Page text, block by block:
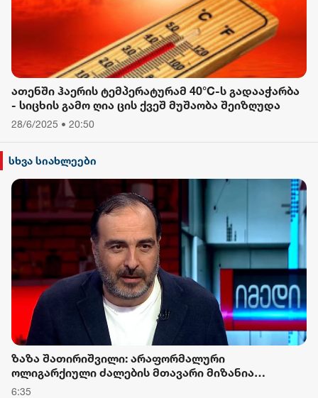
ათენში ჰაერის ტემპერატურამ 40°C-ს გადააჭარბა
- სიცხის გამო ღია ცის ქვეშ მუშაობა შეიზღუდა
28/6/2025 • 20:50
სხვა სიახლეები
ზაზა შათირიშვილი: არაფორმალური
ოლიგარქიული ძალების მთავარი მიზანია
სახელმწიფოებრიობის ეტაპობრივი გაუქმება და
6:35